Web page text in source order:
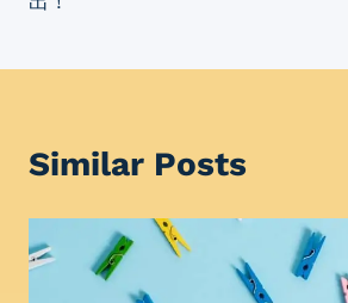
Similar Posts